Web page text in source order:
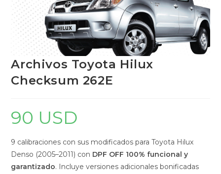
Archivos Toyota Hilux
Checksum 262E
90 USD
9 calibraciones con sus modificados para Toyota Hilux
Denso (2005–2011) con DPF OFF 100% funcional y
garantizado. Incluye versiones adicionales bonificadas